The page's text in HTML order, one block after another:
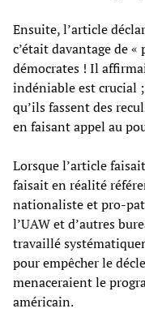
Ensuite, l’article
c’était davantage de
démocrates ! Il
indéniable est crucial
qu’ils fassent des
en faisant appel au
Lorsque l’article
faisait en réalité
nationaliste et pro-
l’UAW et d’autres
travaillé
pour empêcher le
menaceraient le
américain.